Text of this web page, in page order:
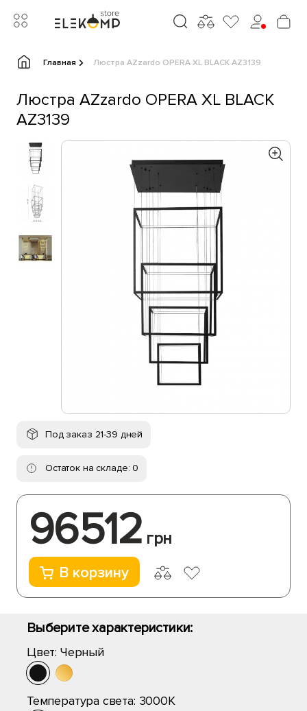
Главная Люстра AZzardo OPERA XL BLACK AZ3139
Люстра AZzardo OPERA XL BLACK
AZ3139
Под заказ 21-39 дней
Остаток на складе: 0
96512 грн
В корзину
Выберите характеристики:
Цвет: Черный
Температура света: 3000K